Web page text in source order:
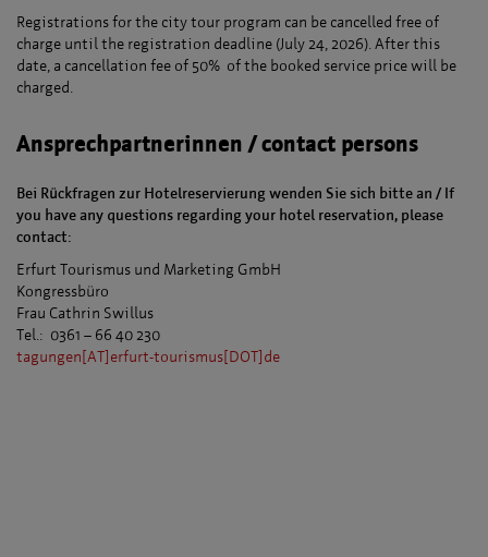
Registrations for the city tour program can be cancelled free of
charge until the registration deadline (July 24, 2026). After this
date, a cancellation fee of 50% of the booked service price will be
charged.
Ansprechpartnerinnen / contact persons
Bei Rückfragen zur Hotelreservierung wenden Sie sich bitte an / If
you have any questions regarding your hotel reservation, please
contact:
Erfurt Tourismus und Marketing GmbH
Kongressbüro
Frau Cathrin Swillus
Tel.: 0361 – 66 40 230
tagungen[AT]erfurt-tourismus[DOT]de